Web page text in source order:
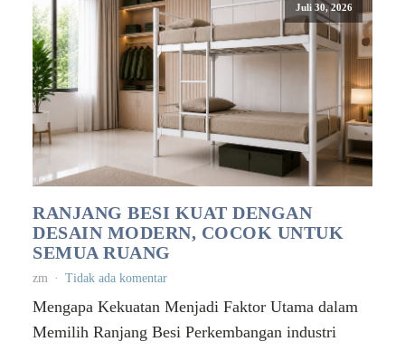
Juli 30, 2026
RANJANG BESI KUAT DENGAN
DESAIN MODERN, COCOK UNTUK
SEMUA RUANG
zm Tidak ada komentar
Mengapa Kekuatan Menjadi Faktor Utama dalam
Memilih Ranjang Besi Perkembangan industri